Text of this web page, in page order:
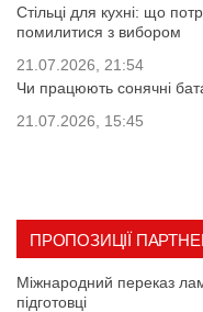
Стільці для кухні: що
помилитися з вибором
21.07.2026, 21:54
Чи працюють сонячні
21.07.2026, 15:45
ПРОПОЗИЦІЇ
Міжнародний переказ
підготовці